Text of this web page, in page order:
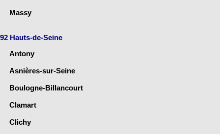
Massy
92 Hauts-de-Seine
Antony
Asnières-sur-Seine
Boulogne-Billancourt
Clamart
Clichy